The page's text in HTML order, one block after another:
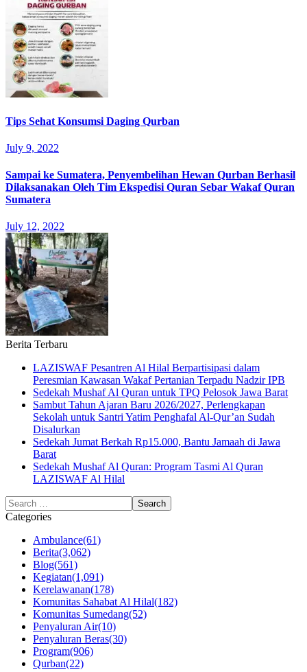
Tips Sehat Konsumsi Daging Qurban
July 9, 2022
Sampai ke Sumatera, Penyembelihan Hewan Qurban Berhasil
Dilaksanakan Oleh Tim Ekspedisi Quran Sebar Wakaf Quran
Sumatera
July 12, 2022
Berita Terbaru
LAZISWAF Pesantren Al Hilal Berpartisipasi dalam
Peresmian Kawasan Wakaf Pertanian Terpadu Nadzir IPB
Sedekah Mushaf Al Quran untuk TPQ Pelosok Jawa Barat
Sambut Tahun Ajaran Baru 2026/2027, Perlengkapan
Sekolah untuk Santri Yatim Penghafal Al-Qur’an Sudah
Disalurkan
Sedekah Jumat Berkah Rp15.000, Bantu Jamaah di Jawa
Barat
Sedekah Mushaf Al Quran: Program Tasmi Al Quran
LAZISWAF Al Hilal
Categories
Ambulance(61)
Berita(3,062)
Blog(561)
Kegiatan(1,091)
Kerelawanan(178)
Komunitas Sahabat Al Hilal(182)
Komunitas Sumedang(52)
Penyaluran Air(10)
Penyaluran Beras(30)
Program(906)
Qurban(22)